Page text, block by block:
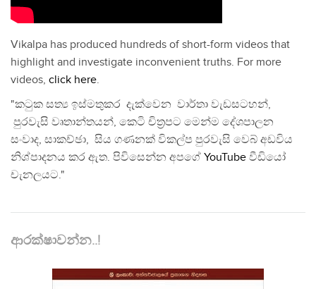
Vikalpa has produced hundreds of short-form videos that
highlight and investigate inconvenient truths. For more
videos, click here.
"කටුක සත්‍ය ඉස්මතුකර දැක්වෙන වාර්තා වැඩසටහන්,
පුරවැසි වෘතාන්තයන්, කෙටි චිත්‍රපට මෙන්ම දේශපාලන
සංවාද, සාකච්ඡා, සිය ගණනක් විකල්ප පුරවැසි වෙබ් අඩවිය
නිශ්පාදනය කර ඇත. පිවිසෙන්න අපගේ YouTube වීඩියෝ
චැනලයට."
ආරක්ෂාවන්න..!